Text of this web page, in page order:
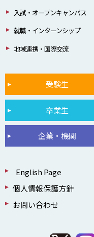
入試・オープンキャンパス
就職・インターンシップ
地域連携・国際交流
受験生
卒業生
企業・機関
English Page
個人情報保護方針
お問い合わせ